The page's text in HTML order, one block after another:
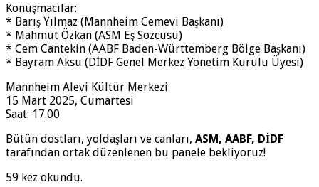
Konuşmacılar:
* Barış Yılmaz (Mannheim Cemevi Başkanı)
* Mahmut Özkan (ASM Eş Sözcüsü)
* Cem Cantekin (AABF Baden-Württemberg Bölge Başkanı)
* Bayram Aksu (DİDF Genel Merkez Yönetim Kurulu Üyesi)
Mannheim Alevi Kültür Merkezi
15 Mart 2025, Cumartesi
Saat: 17.00
Bütün dostları, yoldaşları ve canları, ASM, AABF, DİDF
tarafından ortak düzenlenen bu panele bekliyoruz!
59 kez okundu.